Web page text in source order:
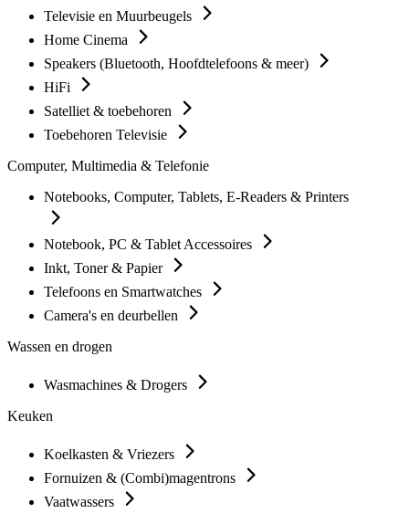
Televisie en Muurbeugels
Home Cinema
Speakers (Bluetooth, Hoofdtelefoons & meer)
HiFi
Satelliet & toebehoren
Toebehoren Televisie
Computer, Multimedia & Telefonie
Notebooks, Computer, Tablets, E-Readers & Printers
Notebook, PC & Tablet Accessoires
Inkt, Toner & Papier
Telefoons en Smartwatches
Camera's en deurbellen
Wassen en drogen
Wasmachines & Drogers
Keuken
Koelkasten & Vriezers
Fornuizen & (Combi)magentrons
Vaatwassers